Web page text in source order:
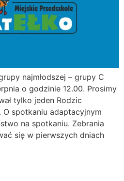
najmłodszej – grupy C
o godzinie 12.00. Prosimy
tylko jeden Rodzic
spotkaniu adaptacyjnym
na spotkaniu. Zebrania
się w pierwszych dniach